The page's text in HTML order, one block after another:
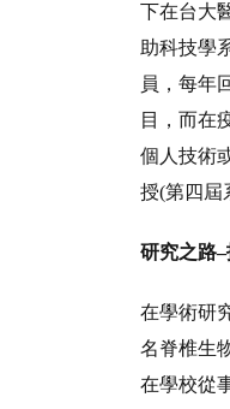
下在台大
助科技學
員，每年
目，而在
個人技術
授(第四屆
研究之路
在學術研
名脊椎生
在學校從